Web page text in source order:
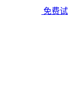
免费试